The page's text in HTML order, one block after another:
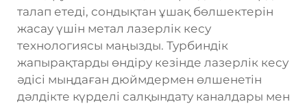
талап етеді, сондықтан ұшақ бөлшектерін
жасау үшін метал лазерлік кесу
технологиясы маңызды. Турбиндік
жапырақтарды өндіру кезінде лазерлік кесу
әдісі мыңдаған дюймдермен өлшенетін
дәлдікте күрделі салқындату каналдары мен